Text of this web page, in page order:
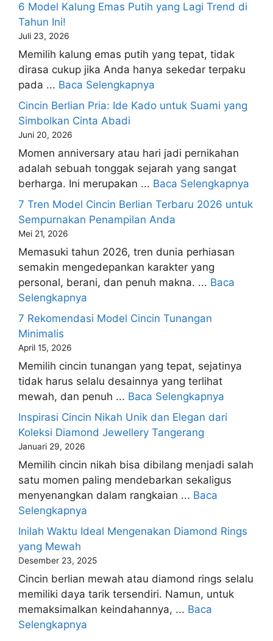
6 Model Kalung Emas Putih yang Lagi Trend di
Tahun Ini!
Juli 23, 2026
Memilih kalung emas putih yang tepat, tidak
dirasa cukup jika Anda hanya sekedar terpaku
pada ... Baca Selengkapnya
Cincin Berlian Pria: Ide Kado untuk Suami yang
Simbolkan Cinta Abadi
Juni 20, 2026
Momen anniversary atau hari jadi pernikahan
adalah sebuah tonggak sejarah yang sangat
berharga. Ini merupakan ... Baca Selengkapnya
7 Tren Model Cincin Berlian Terbaru 2026 untuk
Sempurnakan Penampilan Anda
Mei 21, 2026
Memasuki tahun 2026, tren dunia perhiasan
semakin mengedepankan karakter yang
personal, berani, dan penuh makna. ... Baca
Selengkapnya
7 Rekomendasi Model Cincin Tunangan
Minimalis
April 15, 2026
Memilih cincin tunangan yang tepat, sejatinya
tidak harus selalu desainnya yang terlihat
mewah, dan penuh ... Baca Selengkapnya
Inspirasi Cincin Nikah Unik dan Elegan dari
Koleksi Diamond Jewellery Tangerang
Januari 29, 2026
Memilih cincin nikah bisa dibilang menjadi salah
satu momen paling mendebarkan sekaligus
menyenangkan dalam rangkaian ... Baca
Selengkapnya
Inilah Waktu Ideal Mengenakan Diamond Rings
yang Mewah
Desember 23, 2025
Cincin berlian mewah atau diamond rings selalu
memiliki daya tarik tersendiri. Namun, untuk
memaksimalkan keindahannya, ... Baca
Selengkapnya